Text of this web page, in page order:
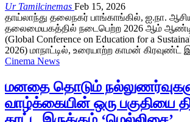
Ur Tamilcinemas Feb 15, 2026
தாய்லாந்து தலைநகர் பாங்காங்கில், ஐ.நா.
தலைமையகத்தில் நடைபெற்ற 2026 ஆம்
(Global Conference on Education for a
2026) மாநாட்டில், உரையாற்ற காமன்
Cinema News
மனதை தொடும்
வாழ்க்கையின் ஒரு பகுதியை